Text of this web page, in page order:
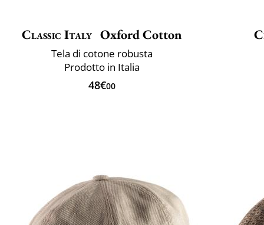
Classic Italy Oxford Cotton
Tela di cotone robusta
Prodotto in Italia
48€00